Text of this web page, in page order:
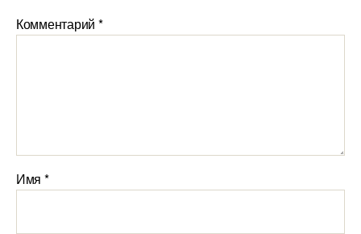
Комментарий *
Имя *